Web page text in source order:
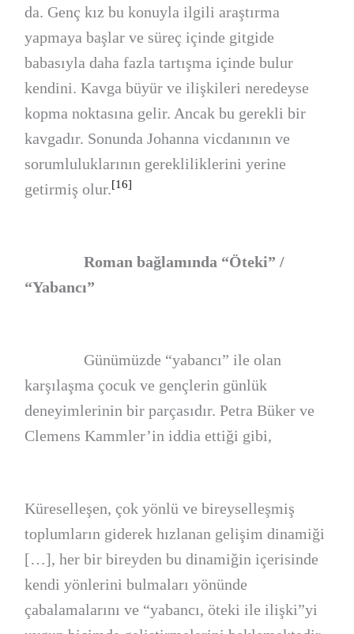
da. Genç kız bu konuyla ilgili araştırma
yapmaya başlar ve süreç içinde gitgide
babasıyla daha fazla tartışma içinde bulur
kendini. Kavga büyür ve ilişkileri neredeyse
kopma noktasına gelir. Ancak bu gerekli bir
kavgadır. Sonunda Johanna vicdanının ve
sorumluluklarının gerekliliklerini yerine
getirmiş olur.[16]
Roman bağlamında “Öteki” /
“Yabancı”
Günümüzde “yabancı” ile olan
karşılaşma çocuk ve gençlerin günlük
deneyimlerinin bir parçasıdır. Petra Büker ve
Clemens Kammler’in iddia ettiği gibi,
Küreselleşen, çok yönlü ve bireyselleşmiş
toplumların giderek hızlanan gelişim dinamiği
[…], her bir bireyden bu dinamiğin içerisinde
kendi yönlerini bulmaları yönünde
çabalamalarını ve “yabancı, öteki ile ilişki”yi